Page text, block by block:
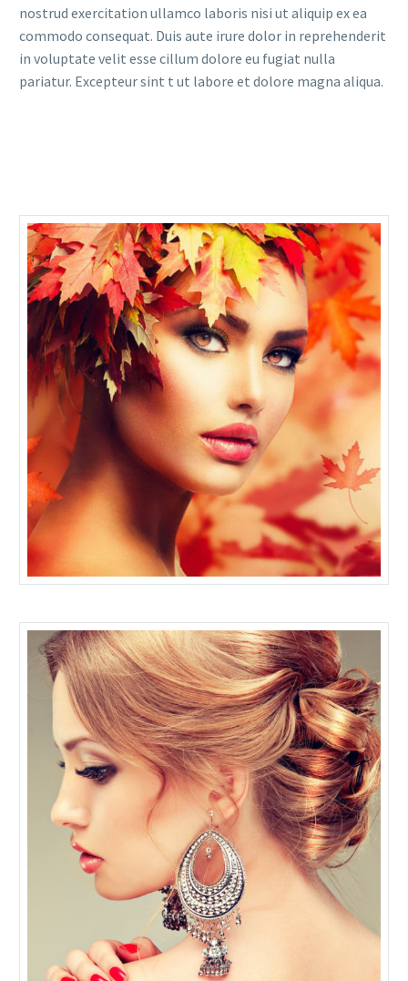
nostrud exercitation ullamco laboris nisi ut aliquip ex ea
commodo consequat. Duis aute irure dolor in reprehenderit
in voluptate velit esse cillum dolore eu fugiat nulla
pariatur. Excepteur sint t ut labore et dolore magna aliqua.